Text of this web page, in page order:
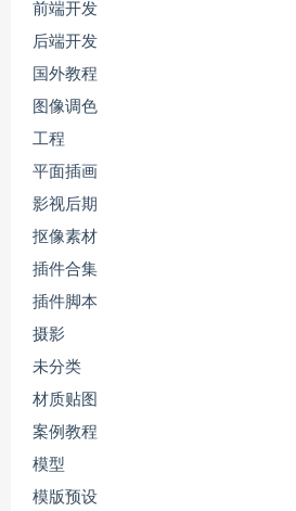
前端开发
后端开发
国外教程
图像调色
工程
平面插画
影视后期
抠像素材
插件合集
插件脚本
摄影
未分类
材质贴图
案例教程
模型
模版预设